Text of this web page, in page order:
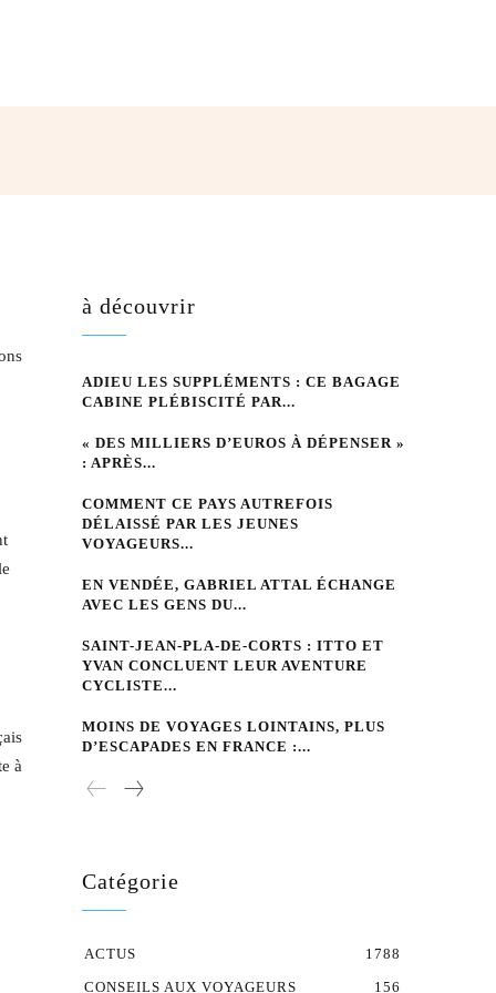
à
à découvrir
ADIEU LES SUPPLÉMENTS : CE BAGAGE
CABINE PLÉBISCITÉ PAR...
« DES MILLIERS D’EUROS À DÉPENSER »
: APRÈS...
COMMENT CE PAYS AUTREFOIS
DÉLAISSÉ PAR LES JEUNES
VOYAGEURS...
EN VENDÉE, GABRIEL ATTAL ÉCHANGE
AVEC LES GENS DU...
SAINT-JEAN-PLA-DE-CORTS : ITTO ET
YVAN CONCLUENT LEUR AVENTURE
CYCLISTE...
MOINS DE VOYAGES LOINTAINS, PLUS
D’ESCAPADES EN FRANCE :...
Catégorie
ACTUS
1788
CONSEILS AUX VOYAGEURS
156